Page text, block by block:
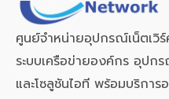
ศูนย์จำหน่ายอุปกรณ์เน็ตเวิ
ระบบเครือข่ายองค์กร อุปก
และโซลูชันไอที พร้อมบริกา